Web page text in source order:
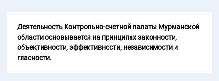
Деятельность Контрольно-счетной палаты Мурманской
области основывается на принципах законности,
объективности, эффективности, независимости и
гласности.